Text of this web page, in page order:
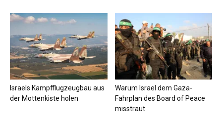
Israels Kampfflugzeugbau aus
der Mottenkiste holen
Warum Israel dem Gaza-
Fahrplan des Board of Peace
misstraut